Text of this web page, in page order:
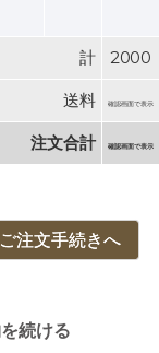
計 2000
送料 確認画面で表示
注文合計 確認画面で表示
ご注文手続きへ
続ける